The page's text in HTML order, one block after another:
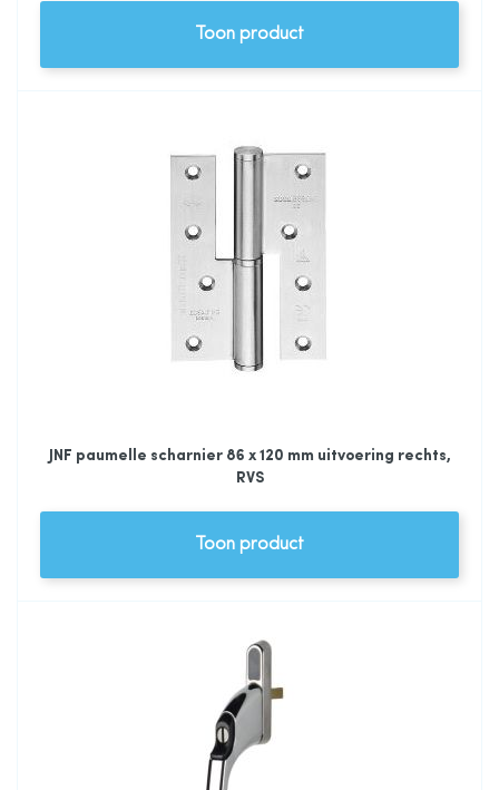
Toon product
JNF paumelle scharnier 86 x 120 mm uitvoering rechts,
RVS
Toon product